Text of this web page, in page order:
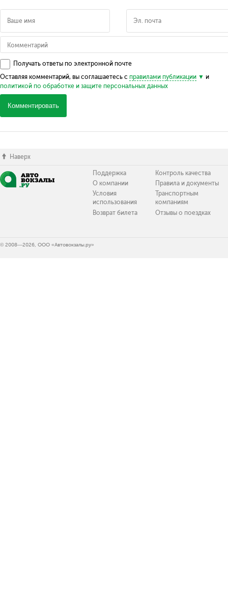
Получать ответы по электронной почте
Оставляя комментарий, вы соглашаетесь с правилами публикации
и
политикой по обработке и защите персональных данных
Комментировать
Наверх
Поддержка
О компании
Условия
использования
Возврат билета
Контроль качества
Правила и документы
Транспортным
компаниям
Отзывы о поездках
© 2008—2026, ООО «Автовокзалы.ру»